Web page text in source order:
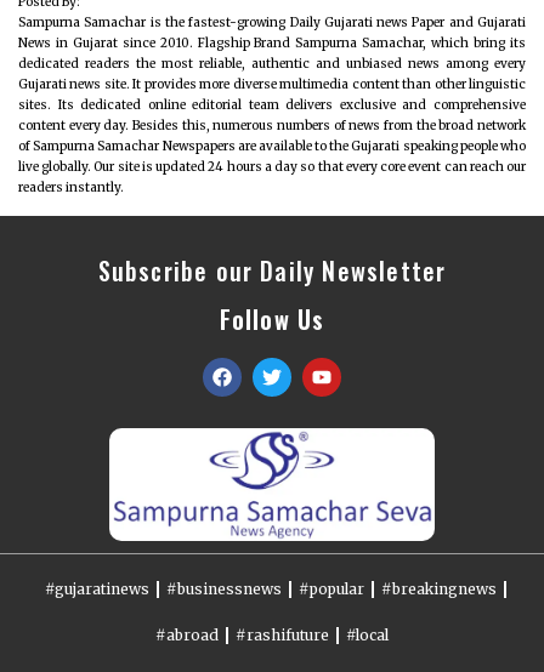
Sampurna Samachar is the fastest-growing Daily Gujarati news Paper and Gujarati
News in Gujarat since 2010. Flagship Brand Sampurna Samachar, which bring its
dedicated readers the most reliable, authentic and unbiased news among every
Gujarati news site. It provides more diverse multimedia content than other linguistic
sites. Its dedicated online editorial team delivers exclusive and comprehensive
content every day. Besides this, numerous numbers of news from the broad network
of Sampurna Samachar Newspapers are available to the Gujarati speaking people who
live globally. Our site is updated 24 hours a day so that every core event can reach our
readers instantly.
Subscribe our Daily Newsletter
Follow Us
#gujaratinews #businessnews #popular #breakingnews
#abroad #rashifuture #local